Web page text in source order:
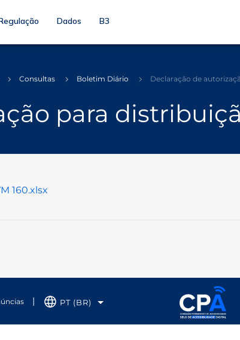
Dados B3
para
Consultas Boletim Diário Declaração de
160.xlsx
PT (BR)